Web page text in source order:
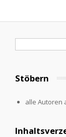
Stöbern
alle Autoren